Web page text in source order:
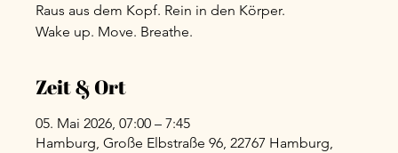
Raus aus dem Kopf. Rein in den Körper.
Wake up. Move. Breathe.
Zeit & Ort
05. Mai 2026, 07:00 – 7:45
Hamburg, Große Elbstraße 96, 22767 Hamburg,